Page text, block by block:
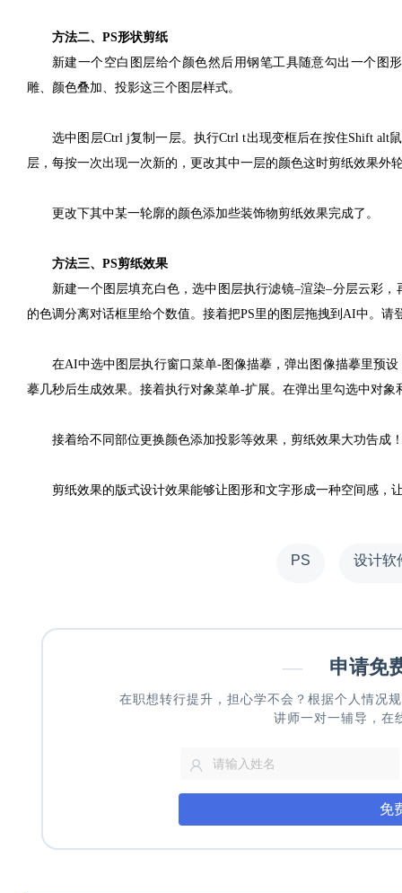
方法二、PS形状剪纸
新建一个空白图层给个颜色然后用钢笔工具随意勾出一个图
雕、颜色叠加、投影这三个图层样式。
选中图层Ctrl j复制一层。执行Ctrl t出现变框后在按住Shift alt
层，每按一次出现一次新的，更改其中一层的颜色这时剪纸效果外
更改下其中某一轮廓的颜色添加些装饰物剪纸效果完成了。
方法三、PS剪纸效果
新建一个图层填充白色，选中图层执行滤镜–渲染–分层云彩
的色调分离对话框里给个数值。接着把PS里的图层拖拽到AI中。请
在AI中选中图层执行窗口菜单-图像描摹，弹出图像描摹里预
摹几秒后生成效果。接着执行对象菜单-扩展。在弹出里勾选中对
接着给不同部位更换颜色添加投影等效果，剪纸效果大功告成
剪纸效果的版式设计效果能够让图形和文字形成一种空间感，
PS 设计软
— 申请免
在职想转行提升，担心学不会？根据个人情况
讲师一对一辅导，在
免